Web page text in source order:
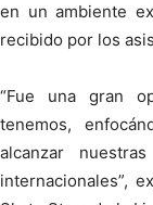
en un ambiente
recibido por los
“Fue una gran
tenemos,
alcanzar
internacionales”,